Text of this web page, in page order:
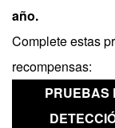
año.
Complete estas
recompensas:
PRUEBAS